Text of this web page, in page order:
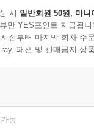
시 일반회원 50원, 마니
만 YES포인트 지급됩니
점부터 마지막 회차 주
패션 및 판매금지 상
능